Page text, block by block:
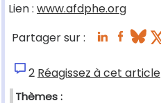
Lien : www.afdphe.org
Partager sur :
2 Réagissez à cet article
Thèmes :